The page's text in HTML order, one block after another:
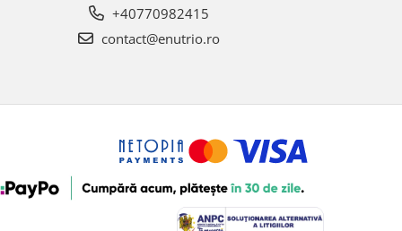
+40770982415
contact@enutrio.ro